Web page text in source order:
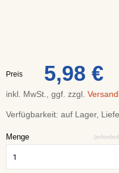
Preis 5,98 €
inkl. MwSt., ggf. zzgl.
Verfügbarkeit: auf Lager,
Menge